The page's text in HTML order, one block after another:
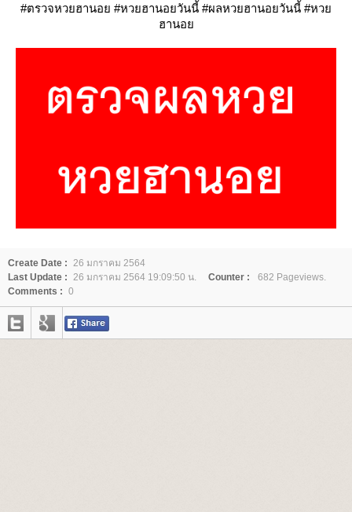
#ตรวจหวยฮานอย #หวยฮานอยวันนี้ #ผลหวยฮานอยวันนี้ #หว
ฮานอ
Create Date :
26 มกราคม 2564
Last Update :
26 มกราคม 2564 19:09:50 น. Counter :
682 Pageviews.
Comments : 0